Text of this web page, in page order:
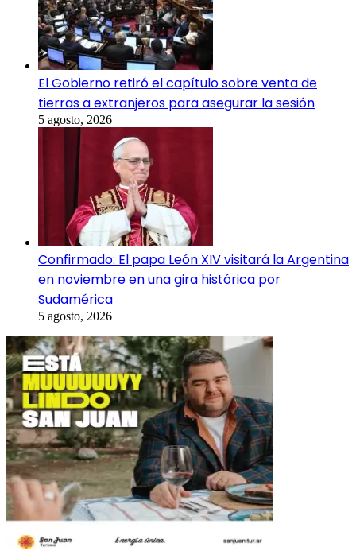
El Gobierno retiró el capítulo sobre venta de
tierras a extranjeros para asegurar la sesión
5 agosto, 2026
Confirmado: El papa León XIV visitará la Argentina
en noviembre en una gira histórica por
Sudamérica
5 agosto, 2026